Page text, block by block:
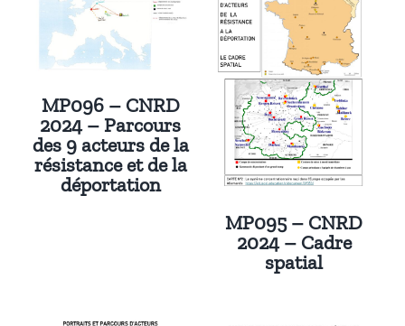
MP096 – CNRD
2024 – Parcours
des 9 acteurs de la
résistance et de la
déportation
MP095 – CNRD
2024 – Cadre
spatial